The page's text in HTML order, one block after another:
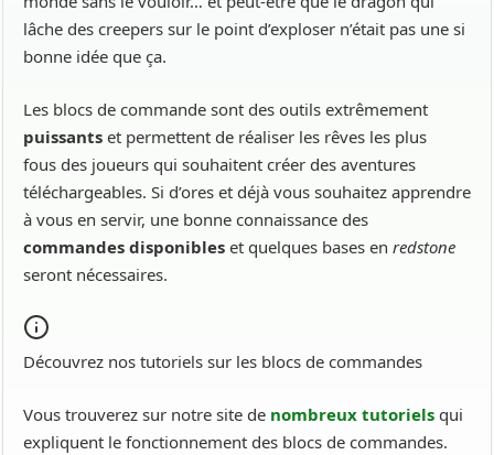
lâche des creepers sur le point d’exploser n’était pas une si
bonne idée que ça.
Les blocs de commande sont des outils extrêmement
puissants et permettent de réaliser les rêves les plus
fous des joueurs qui souhaitent créer des aventures
téléchargeables. Si d’ores et déjà vous souhaitez apprendre
à vous en servir, une bonne connaissance des
commandes disponibles et quelques bases en redstone
seront nécessaires.
Découvrez nos tutoriels sur les blocs de commandes
Vous trouverez sur notre site de nombreux tutoriels qui
expliquent le fonctionnement des blocs de commandes.